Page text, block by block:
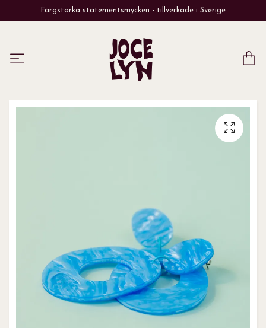
Färgstarka statementsmycken - tillverkade i Sverige